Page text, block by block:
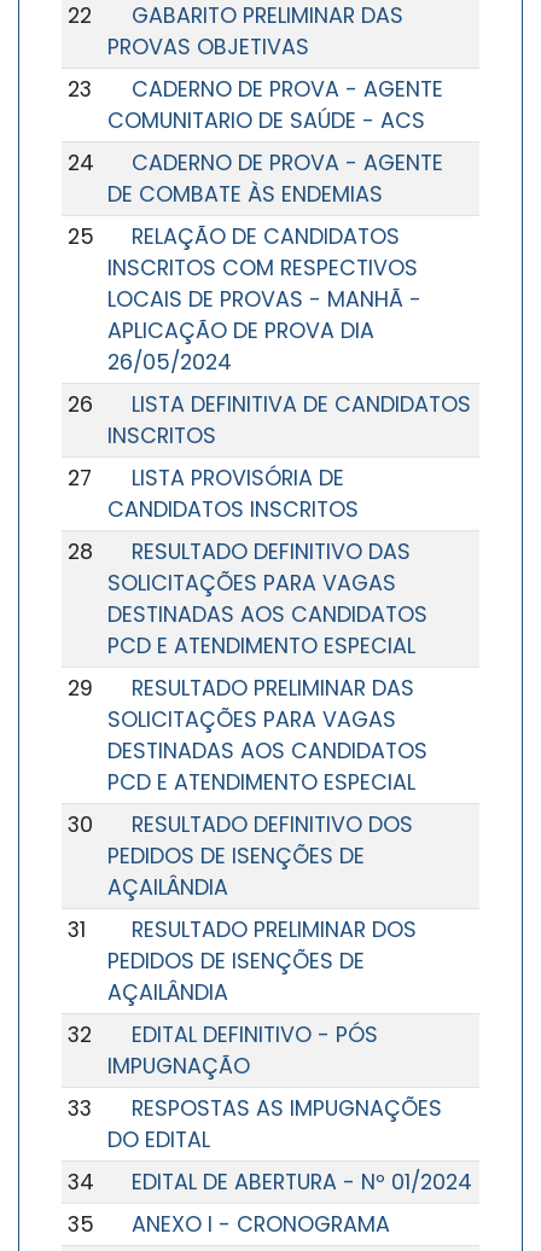
22
GABARITO PRELIMINAR DAS
PROVAS OBJETIVAS
23
CADERNO DE PROVA - AGENTE
COMUNITARIO DE SAÚDE - ACS
24
CADERNO DE PROVA - AGENTE
DE COMBATE ÀS ENDEMIAS
25
RELAÇÃO DE CANDIDATOS
INSCRITOS COM RESPECTIVOS
LOCAIS DE PROVAS - MANHÃ -
APLICAÇÃO DE PROVA DIA
26/05/2024
26
LISTA DEFINITIVA DE CANDIDATOS
INSCRITOS
27
LISTA PROVISÓRIA DE
CANDIDATOS INSCRITOS
28
RESULTADO DEFINITIVO DAS
SOLICITAÇÕES PARA VAGAS
DESTINADAS AOS CANDIDATOS
PCD E ATENDIMENTO ESPECIAL
29
RESULTADO PRELIMINAR DAS
SOLICITAÇÕES PARA VAGAS
DESTINADAS AOS CANDIDATOS
PCD E ATENDIMENTO ESPECIAL
30
RESULTADO DEFINITIVO DOS
PEDIDOS DE ISENÇÕES DE
AÇAILÂNDIA
31
RESULTADO PRELIMINAR DOS
PEDIDOS DE ISENÇÕES DE
AÇAILÂNDIA
32
EDITAL DEFINITIVO - PÓS
IMPUGNAÇÃO
33
RESPOSTAS AS IMPUGNAÇÕES
DO EDITAL
34
EDITAL DE ABERTURA - Nº 01/2024
35
ANEXO I - CRONOGRAMA